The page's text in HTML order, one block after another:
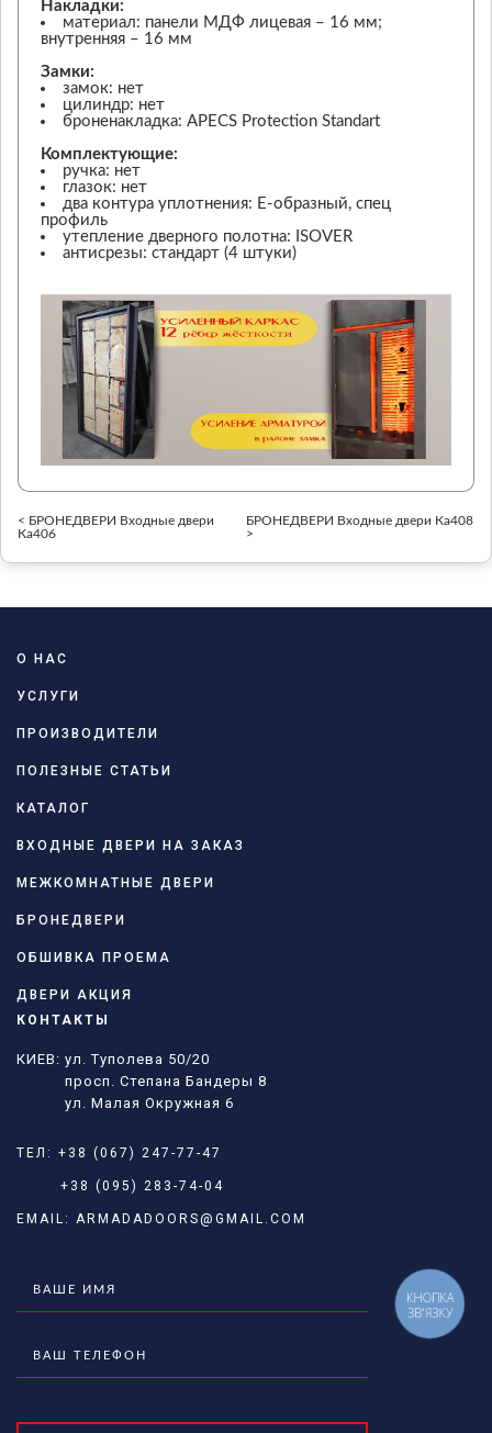
Накладки:
материал: панели МДФ лицевая – 16 мм;
внутренняя – 16 мм
Замки:
замок: нет
цилиндр: нет
броненакладка: APECS Protection Standart
Комплектующие:
ручка: нет
глазок: нет
два контура уплотнения: Е-образный, спец
профиль
утепление дверного полотна: ISOVER
антисрезы: стандарт (4 штуки)
< БРОНЕДВЕРИ Входные двери
Ка406
БРОНЕДВЕРИ Входные двери Ка408
>
О НАС
УСЛУГИ
ПРОИЗВОДИТЕЛИ
ПОЛЕЗНЫЕ СТАТЬИ
КАТАЛОГ
ВХОДНЫЕ ДВЕРИ НА ЗАКАЗ
МЕЖКОМНАТНЫЕ ДВЕРИ
БРОНЕДВЕРИ
ОБШИВКА ПРОЕМА
ДВЕРИ АКЦИЯ
КОНТАКТЫ
КИЕВ: ул. Туполева 50/20
просп. Степана Бандеры 8
ул. Малая Окружная 6
ТЕЛ: +38 (067) 247-77-47
+38 (095) 283-74-04
EMAIL: ARMADADOORS@GMAIL.COM
КНОПКА
ЗВ'ЯЗКУ